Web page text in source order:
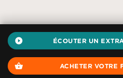
play_circle_filled ÉCOUTER UN
shopping_basket ACHETER VOTRE
Données personnelles
Paramétrer vos cookies
Mentions légales